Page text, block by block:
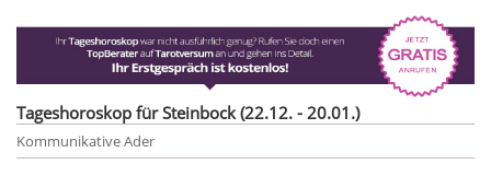
Tageshoroskop für Steinbock (22.12. - 20.01.)
Kommunikative Ader